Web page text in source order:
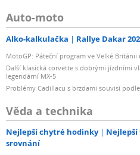
Auto-moto
Alko-kalkulačka Rallye Dakar
MotoGP: Páteční program ve Velké Británii
Další klasická corvette s dobrými jízdními
legendární MX-5
Problémy Cadillacu s brzdami souvisí
Věda a technika
Nejlepší chytré hodinky
srovnání